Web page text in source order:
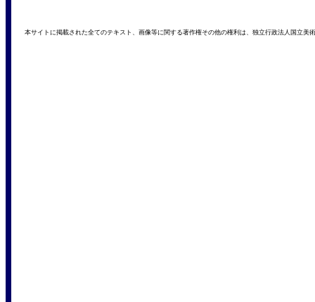
本サイトに掲載された全てのテキスト、画像等に関する著作権その他の権利は、独立行政法人国立